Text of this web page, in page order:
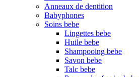
Anneaux de dentition
Babyphones
Soins bebe
Lingettes bebe
Huile bebe
Shampooing bebe
Savon bebe
Talc bebe